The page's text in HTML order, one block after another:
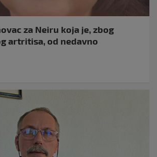
za Neiru koja je, zbog
artritisa, od nedavno